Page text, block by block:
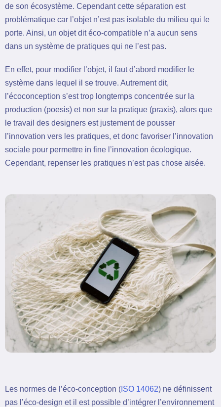
de son écosystème. Cependant cette séparation est
problématique car l’objet n’est pas isolable du milieu qui le
porte. Ainsi, un objet dit éco-compatible n’a aucun sens
dans un système de pratiques qui ne l’est pas.
En effet, pour modifier l’objet, il faut d’abord modifier le
système dans lequel il se trouve. Autrement dit,
l’écoconception s’est trop longtemps concentrée sur la
production (poesis) et non sur la pratique (praxis), alors que
le travail des designers est justement de pousser
l’innovation vers les pratiques, et donc favoriser l’innovation
sociale pour permettre in fine l’innovation écologique.
Cependant, repenser les pratiques n’est pas chose aisée.
Les normes de l’éco-conception ( ISO 14062) ne définissent
pas l’éco-design et il est possible d’intégrer l’environnement